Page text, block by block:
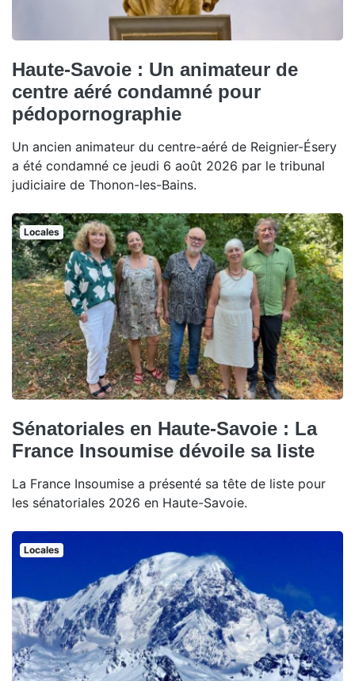
Haute-Savoie : Un animateur de
centre aéré condamné pour
pédopornographie
Un ancien animateur du centre-aéré de Reignier-Ésery
a été condamné ce jeudi 6 août 2026 par le tribunal
judiciaire de Thonon-les-Bains.
Locales
Sénatoriales en Haute-Savoie : La
France Insoumise dévoile sa liste
La France Insoumise a présenté sa tête de liste pour
les sénatoriales 2026 en Haute-Savoie.
Locales